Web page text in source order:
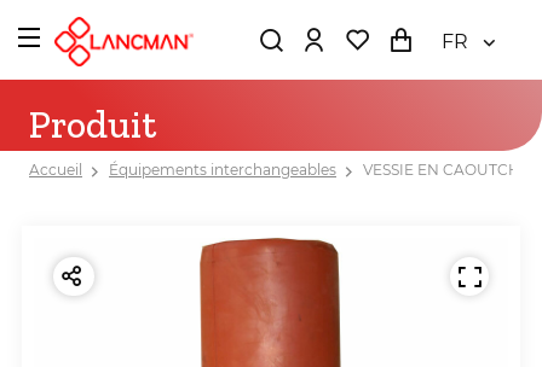
FR
Produit
Accueil Équipements interchangeables VESSIE EN